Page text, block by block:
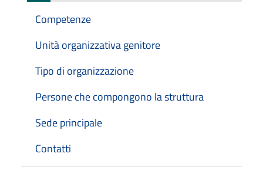
Competenze
Unità organizzativa genitore
Tipo di organizzazione
Persone che compongono la struttura
Sede principale
Contatti